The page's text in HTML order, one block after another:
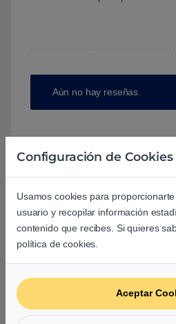
Aún no hay reseñas.
Preguntas y
usuarios sobre
Configuración de Cookies
Usamos cookies para
usuario y recopilar información
contenido que recibes. Si quieres
política de cookies.
Aceptar